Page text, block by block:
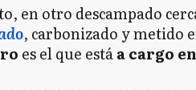
en otro descampado
, carbonizado y metido
es el que estáa cargo